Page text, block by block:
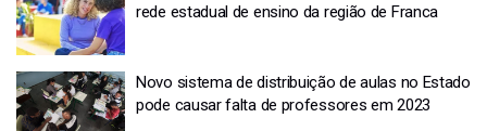
rede estadual de ensino da região de Franca
Novo sistema de distribuição de aulas no Estado
pode causar falta de professores em 2023